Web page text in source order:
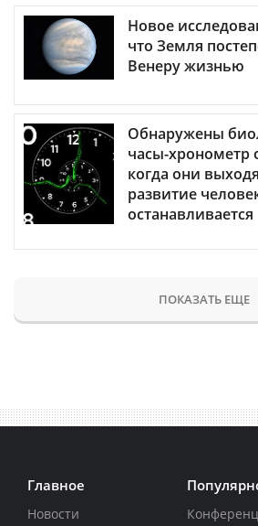
Новое
что Земля
Венеру жизнью
Обнаружены
часы-хронометр
когда они
развитие
останавливается
ПОКАЗАТЬ ЕЩЕ
Главное
Новости